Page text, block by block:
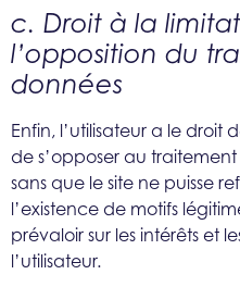
c. Droit à la
l’opposition du
données
Enfin, l’utilisateur a le
de s’opposer au
sans que le site ne puisse
l’existence de motifs
prévaloir sur les intérêts et
l’utilisateur.